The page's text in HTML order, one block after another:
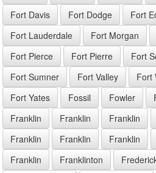
Fort Davis
Fort Dodge Fort
Fort Lauderdale
Fort Morgan
Fort Pierce
Fort Pierre Fort
Fort Sumner
Fort Valley Fort
Fort Yates
Fossil Fowler
Franklin
Franklin Franklin
Franklin
Franklin Franklin
Franklin
Franklinton